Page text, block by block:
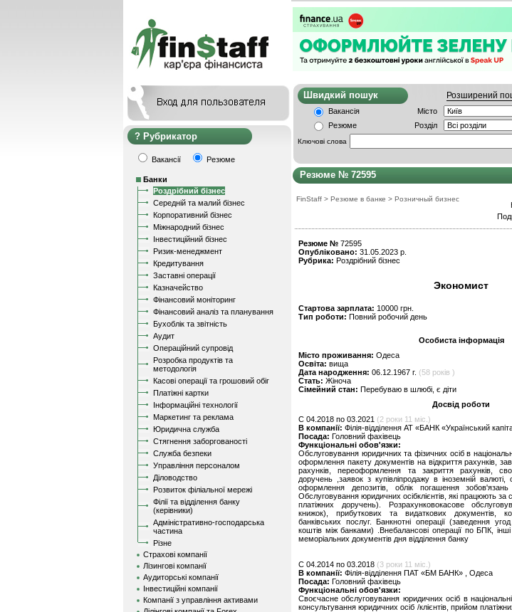
Рубрикатор
Вакансії Резюме
Банки
Роздрібний бізнес
Середній та малий бізнес
Корпоративний бізнес
Міжнародний бізнес
Інвестиційний бізнес
Ризик-менеджмент
Кредитування
Заставні операції
Казначейство
Фінансовий моніторинг
Фінансовий аналіз та планування
Бухоблік та звітність
Аудит
Операційний супровід
Розробка продуктів та
методологія
Касові операції та грошовий обіг
Платіжні картки
Інформаційні технології
Маркетинг та реклама
Юридична служба
Стягнення заборгованості
Служба безпеки
Управління персоналом
Діловодство
Розвиток філіальної мережі
Філії та відділення банку
(керівники)
Адміністративно-господарська
частина
Різне
Страхові компанії
Лізингові компанії
Аудиторські компанії
Інвестиційні компанії
Компанії з управління активами
Швидкий пошук Розширений
Вакансія
Місто
Резюме
Розділ
Ключові слова
Резюме № 72595
FinStaff > Резюме в банке > Розничный бизнес
Резюме № 72595
Опубліковано: 31.05.2023 р.
Рубрика: Роздрібний бізнес
Экономист
Стартова зарплата: 10000 грн.
Тип роботи: Повний робочий день
Особиста інформація
Місто проживання: Одеса
Освіта: вища
Дата народження: 06.12.1967 г. (58 років )
Стать: Жіноча
Сімейний стан: Перебуваю в шлюбі, є діти
Досвід роботи
C 04.2018 по 03.2021 (2 роки 11 міс.)
В компанії: Філія-відділення АТ «БАНК «Український
Посада: Головний фахівець
Функціональні обов'язки:
Обслуговування юридичних та фізичних осіб в
оформлення пакету документів на відкриття рахунків,
рахунків, переоформлення та закриття рахунків,
доручень ,заявок з купівліпродажу в іноземній
оформлення депозитів, облік погашення
Обслуговування юридичних осібклієнтів, які працюють
платіжних доручень). Розрахунковокасове
книжок), прибуткових та видаткових документів,
банківських послуг. Банкнотні операції (заведення
коштів між банками) .Внебалансові операції по БПК,
меморіальних документів дня відділення банку
C 04.2014 по 03.2018 (3 роки 11 міс.)
В компанії: Філія-відділення ПАТ «БМ БАНК» , Одеса
Посада: Головний фахівець
Функціональні обов'язки:
Своєчасне обслуговування юридичних осіб в
консультування юридичних осіб /клієнтів, прийом